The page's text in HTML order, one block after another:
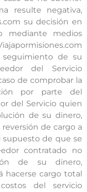
resulte negativa,
su decisión en
mediante medios
seguimiento de su
del Servicio
de comprobar la
por parte del
del Servicio quien
de su dinero,
de cargo a
de que se
contratado no
de su dinero,
hacerse cargo total
del servicio